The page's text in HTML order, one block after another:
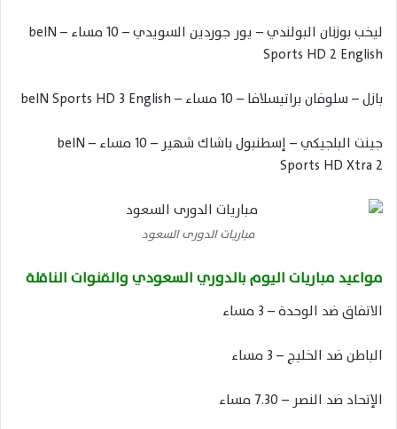
ليخب بوزنان البولندي – يور جوردين السويدي – 10 مساء – beIN
Sports HD 2 English
بازل – سلوفان براتيسلافا – 10 مساء – beIN Sports HD 3 English
جينت البلجيكي – إسطنبول باشاك شهير – 10 مساء – beIN
Sports HD Xtra 2
مباريات الدورى السعود
مواعيد مباريات اليوم بالدوري السعودي والقنوات الناقلة
الاتفاق ضد الوحدة – 3 مساء
الباطن ضد الخليج – 3 مساء
الإتحاد ضد النصر – 7.30 مساء